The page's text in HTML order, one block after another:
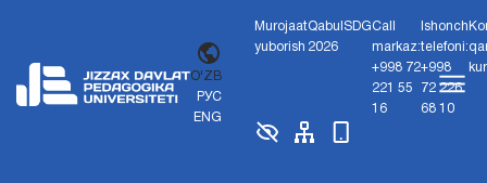
O'ZB
РУС
ENG
Murojaat
yuborish
Qabul
2026
SDGCall
markaz:
+998 72
221 55
16
Ishonch
telefoni:
+998
72 226
68 10